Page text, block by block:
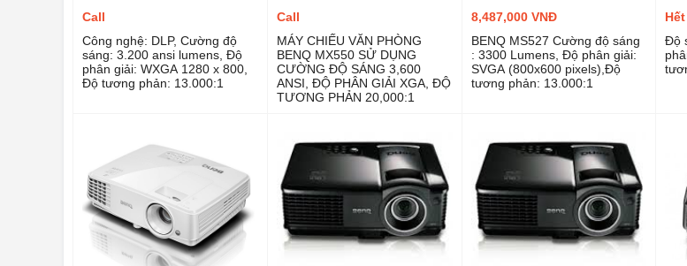
Call
Công nghệ: DLP, Cường độ
sáng: 3.200 ansi lumens, Độ
phân giải: WXGA 1280 x 800,
Độ tương phản: 13.000:1
Call
MÁY CHIẾU VĂN PHÒNG
BENQ MX550 SỬ DỤNG
CƯỜNG ĐỘ SÁNG 3,600
ANSI, ĐỘ PHÂN GIẢI XGA, ĐỘ
TƯƠNG PHẢN 20,000:1
8,487,000 VNĐ
BENQ MS527 Cường độ sáng
: 3300 Lumens, Độ phân giải:
SVGA (800x600 pixels),Độ
tương phản: 13.000:1
Độ